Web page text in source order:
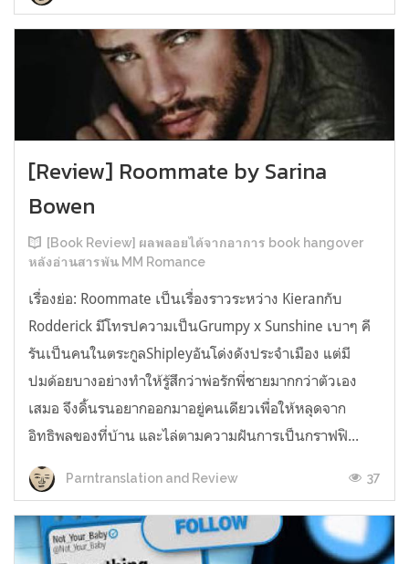
[Review] Roommate by Sarina
Bowen
[Book Review] ผลพลอยได้จากอาการ book hangover
หลังอ่านสารพัน MM Romance
เรื่องย่อ: Roommate เป็นเรื่องราวระหว่าง Kieranกับ
Rodderick มีโทรปความเป็นGrumpy x Sunshine เบาๆ คี
รันเป็นคนในตระกูลShipleyอันโด่งดังประจำเมือง แต่มี
ปมด้อยบางอย่างทำให้รู้สึกว่าพ่อรักพี่ชายมากกว่าตัวเอง
เสมอ จึงดิ้นรนอยากออกมาอยู่คนเดียวเพื่อให้หลุดจาก
อิทธิพลของที่บ้าน และไล่ตามความฝันการเป็นกราฟฟิ...
Parntranslation and Review 37